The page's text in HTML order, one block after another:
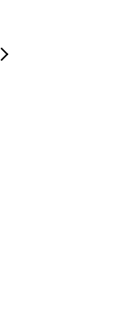
ションの10年